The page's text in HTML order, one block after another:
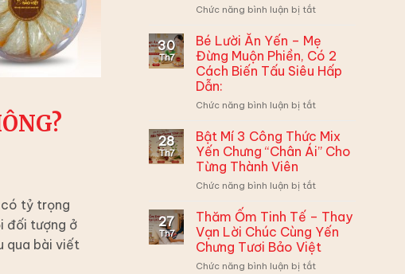
tỷ trọng
đối tượng ở
qua bài viết
Chức năng bình luận bị tắtở
Đề:
Lần
Đầu
Ra
–
Điểm
Xuất
Sắc
Hộp
Yến
Sào
Bảo
Việt
30
Th7
Bé Lười Ăn Yến – Mẹ
Đừng Muộn Phiền, Có 2
Cách Biến Tấu Siêu Hấp
Dẫn:
Chức năng bình luận bị tắtở
Lười
Ăn
Yến
Mẹ
Muộn
Phiền,
Có
2
Cách
28
Th7
Bật Mí 3 Công Thức Mix
Yến Chưng “Chân Ái” Cho
Từng Thành Viên
Chức năng bình luận bị tắtở
Mí
3
Công
Thức
Mix
27
Th7
Thăm Ốm Tinh Tế – Thay
Vạn Lời Chúc Cùng Yến
Chưng Tươi Bảo Việt
Chức năng bình luận bị tắtở